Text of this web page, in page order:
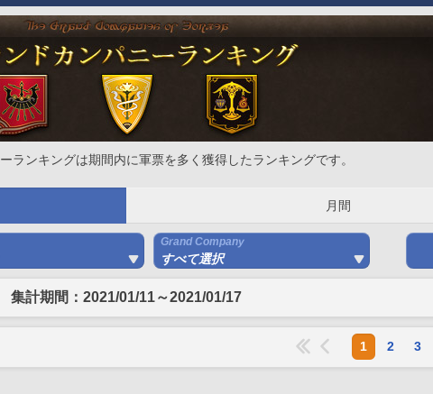
ランキングは期間内に軍票を多く獲得したランキングです。
月間
Grand Company
すべて選択
集計期間：2021/01/11～2021/01/17
1 2 3